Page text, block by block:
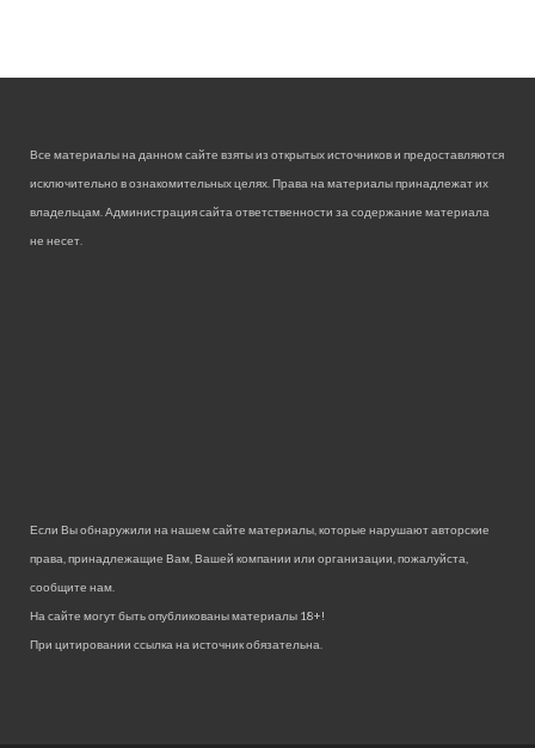
Все материалы на данном сайте взяты из открытых источников и предоставляются
исключительно в ознакомительных целях. Права на материалы принадлежат их
владельцам. Администрация сайта ответственности за содержание материала
не несет.
Если Вы обнаружили на нашем сайте материалы, которые нарушают авторские
права, принадлежащие Вам, Вашей компании или организации, пожалуйста,
сообщите нам.
На сайте могут быть опубликованы материалы 18+!
При цитировании ссылка на источник обязательна.